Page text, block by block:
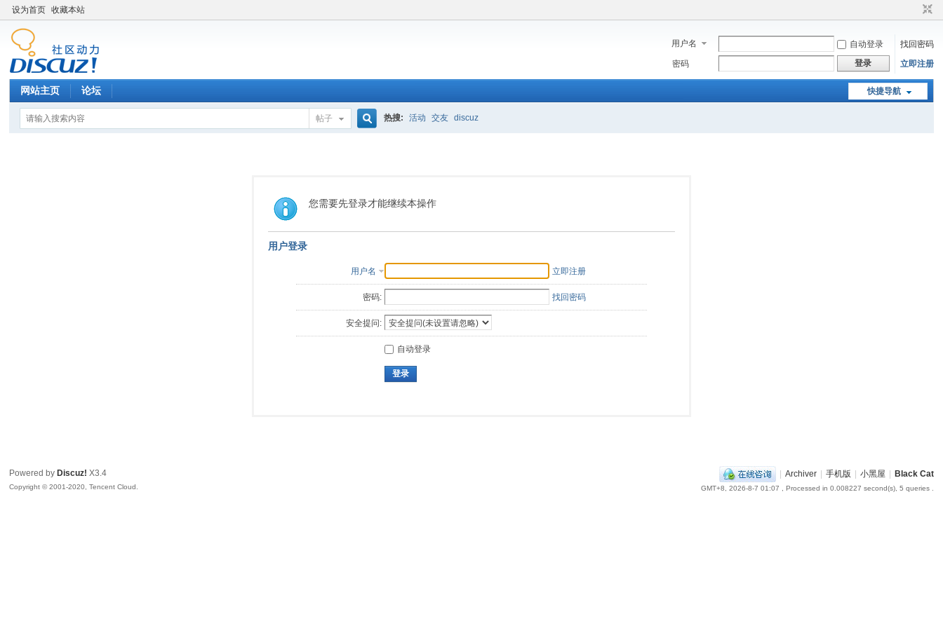
设为首页 收藏本站
用户名 自动登录
找回密码
密码
登录 立即注册
快捷导航
网站主页 论坛
帖子
索
热搜: 活动 交友 discuz
您需要先登录才能继续本操作
用户登录
用户名 立即注册
密码: 找回密码
安全提问:
自动登录
登录
| Archiver | 手机版 | 小黑屋 | Black Cat
GMT+8, 2026-8-7 01:07 , Processed in 0.008227 second(s), 5 queries .
Powered by Discuz! X3.4
Copyright © 2001-2020, Tencent Cloud.